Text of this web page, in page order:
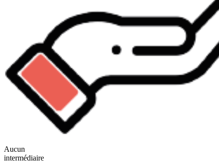
Aucun
intermédiaire